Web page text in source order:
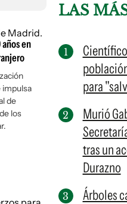
Suscribite x
en
impulsa
de
los
LAS
para
Murió
tras un
Durazno
Árboles